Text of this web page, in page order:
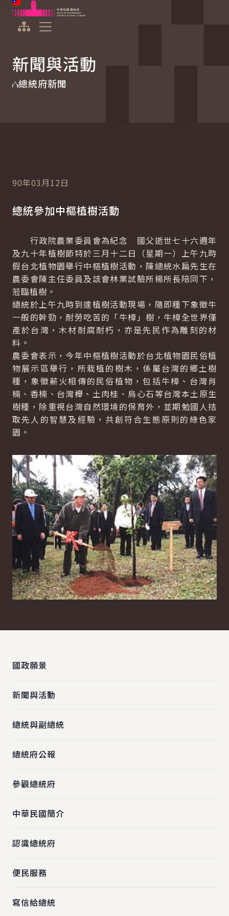
跳到主要內容
中華民國總統府
新聞與活動
總統府新聞
90年03月12日
總統參加中樞植樹活動
行政院農業委員會為紀念 國父逝世七十六週年
及九十年植樹節特於三月十二日（星期一）上午九時
假台北植物園舉行中樞植樹活動，陳總統水扁先生在
農委會陳主任委員及該會林業試驗所楊所長陪同下，
蒞臨植樹。
總統於上午九時到達植樹活動現場，隨即種下象徵牛
一般的幹勁，耐勞吃苦的「牛樟」樹，牛樟全世界僅
產於台灣，木材耐腐耐朽，亦是先民作為雕刻的材
料。
農委會表示，今年中樞植樹活動於台北植物園民俗植
物展示區舉行，所栽植的樹木，係屬台灣的鄉土樹
種，象徵薪火相傳的民俗植物，包括牛樟、台灣肖
楠、香楠、台灣櫸、土肉桂、烏心石等台灣本土原生
樹種，除重視台灣自然環境的保育外，並期勉國人拮
取先人的智慧及經驗，共創符合生態原則的綠色家
園。
國政願景
新聞與活動
總統與副總統
總統府公報
參觀總統府
中華民國簡介
認識總統府
便民服務
寫信給總統